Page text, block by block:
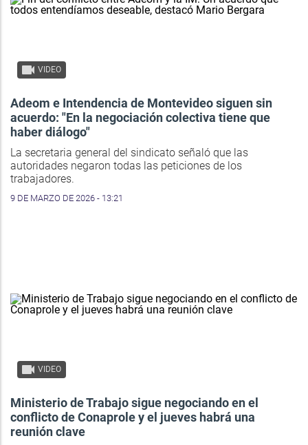
VIDEO
Adeom e Intendencia de Montevideo siguen sin
acuerdo: "En la negociación colectiva tiene que
haber diálogo"
La secretaria general del sindicato señaló que las
autoridades negaron todas las peticiones de los
trabajadores.
9 DE MARZO DE 2026 - 13:21
VIDEO
Ministerio de Trabajo sigue negociando en el
conflicto de Conaprole y el jueves habrá una
reunión clave